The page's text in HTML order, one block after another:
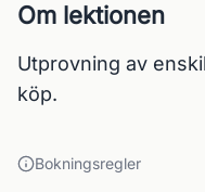
Om lektionen
Utprovning av
köp.
Bokningsregler